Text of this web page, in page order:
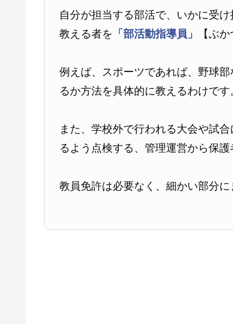
自分が担当する部活で、いかに受
教える者を 「部活動指導員」 【ぶ
例えば、スポーツであれば、野球
るか方法を具体的に教えるわけです
また、学校外で行われる大会や試
るよう点検する、管理運営から保
教員免許は必要なく、細かい部分